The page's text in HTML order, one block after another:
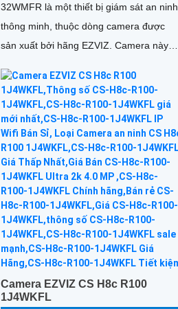
32WMFR là một thiết bị giám sát an ninh
thông minh, thuộc dòng camera được
sản xuất bởi hãng EZVIZ. Camera này
Camera EZVIZ CS H8c R100
1J4WKFL